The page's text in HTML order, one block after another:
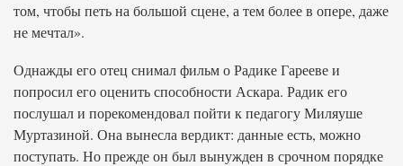
том, чтобы петь на большой сцене, а тем более в опере, даже
не мечтал».
Однажды его отец снимал фильм о Радике Гарееве и
попросил его оценить способности Аскара. Радик его
послушал и порекомендовал пойти к педагогу Миляуше
Муртазиной. Она вынесла вердикт: данные есть, можно
поступать. Но прежде он был вынужден в срочном порядке